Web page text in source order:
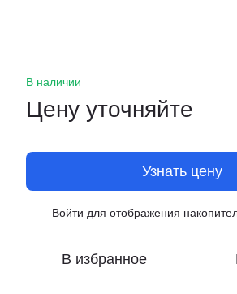
В наличии
Цену уточняйте
Узнать цену
Войти для отображения
В избранное